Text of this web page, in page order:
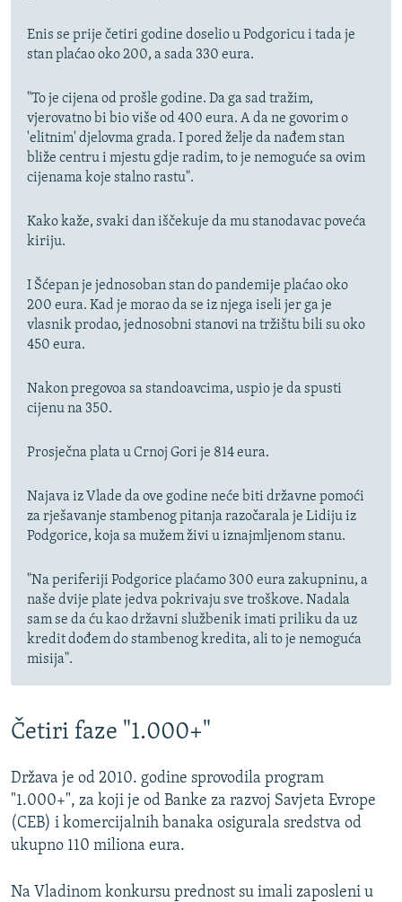
Enis se prije četiri godine doselio u Podgoricu i tada je
stan plaćao oko 200, a sada 330 eura.
"To je cijena od prošle godine. Da ga sad tražim,
vjerovatno bi bio više od 400 eura. A da ne govorim o
'elitnim' djelovma grada. I pored želje da nađem stan
bliže centru i mjestu gdje radim, to je nemoguće sa ovim
cijenama koje stalno rastu".
Kako kaže, svaki dan iščekuje da mu stanodavac poveća
kiriju.
I Šćepan je jednosoban stan do pandemije plaćao oko
200 eura. Kad je morao da se iz njega iseli jer ga je
vlasnik prodao, jednosobni stanovi na tržištu bili su oko
450 eura.
Nakon pregovoa sa standoavcima, uspio je da spusti
cijenu na 350.
Prosječna plata u Crnoj Gori je 814 eura.
Najava iz Vlade da ove godine neće biti državne pomoći
za rješavanje stambenog pitanja razočarala je Lidiju iz
Podgorice, koja sa mužem živi u iznajmljenom stanu.
"Na periferiji Podgorice plaćamo 300 eura zakupninu, a
naše dvije plate jedva pokrivaju sve troškove. Nadala
sam se da ću kao državni službenik imati priliku da uz
kredit dođem do stambenog kredita, ali to je nemoguća
misija".
Četiri faze "1.000+"
Država je od 2010. godine sprovodila program
"1.000+", za koji je od Banke za razvoj Savjeta Evrope
(CEB) i komercijalnih banaka osigurala sredstva od
ukupno 110 miliona eura.
Na Vladinom konkursu prednost su imali zaposleni u